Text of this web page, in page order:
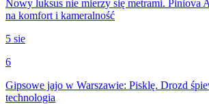
Nowy luksus nie mierzy się metrami. Piniova
na komfort i kameralność
5 sie
6
Gipsowe jajo w Warszawie: Pisklę. Drozd
technologia